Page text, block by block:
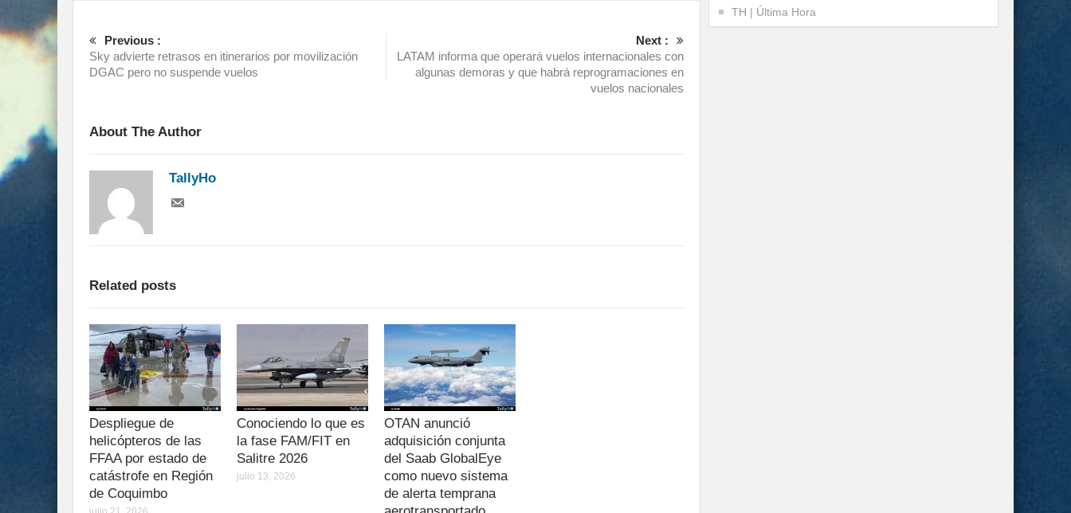
Previous :
Sky advierte retrasos en itinerarios por movilización
DGAC pero no suspende vuelos
Next :
LATAM informa que operará vuelos internacionales con
algunas demoras y que habrá reprogramaciones en
vuelos nacionales
About The Author
TallyHo
Related posts
Despliegue de
helicópteros de las
FFAA por estado de
catástrofe en Región
de Coquimbo
Conociendo lo que es
la fase FAM/FIT en
Salitre 2026
julio 13, 2026
OTAN anunció
adquisición conjunta
del Saab GlobalEye
como nuevo sistema
de alerta temprana
TH | Última Hora